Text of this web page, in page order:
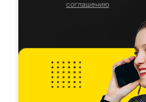
соглашению